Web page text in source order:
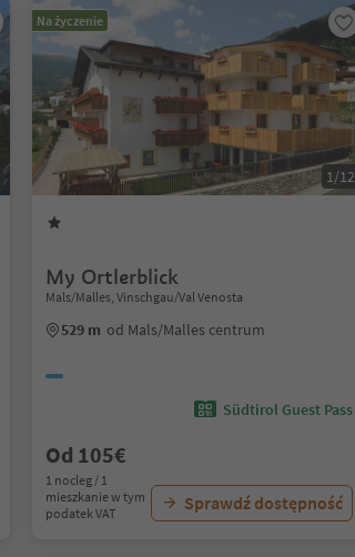
Na życzenie
1/12
My Ortlerblick
Mals/Malles, Vinschgau/Val Venosta
529 m od Mals/Malles centrum
Südtirol Guest Pass
Od 105€
1 nocleg / 1
mieszkanie w tym
podatek VAT
Sprawdź dostępność